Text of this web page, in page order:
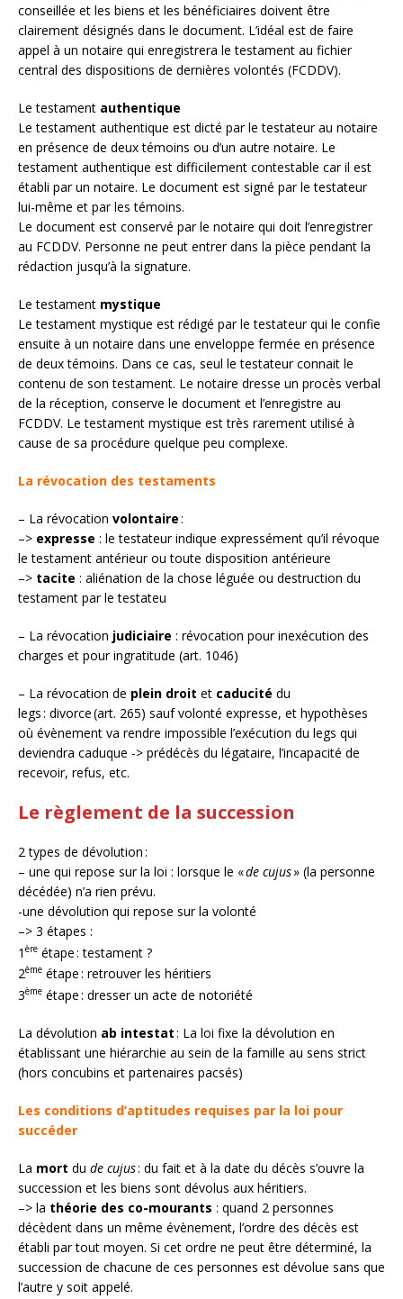
conseillée et les biens et les bénéficiaires doivent être
clairement désignés dans le document. L’idéal est de faire
appel à un notaire qui enregistrera le testament au fichier
central des dispositions de dernières volontés (FCDDV).
Le testament authentique
Le testament authentique est dicté par le testateur au notaire
en présence de deux témoins ou d’un autre notaire. Le
testament authentique est difficilement contestable car il est
établi par un notaire. Le document est signé par le testateur
lui-même et par les témoins.
Le document est conservé par le notaire qui doit l’enregistrer
au FCDDV. Personne ne peut entrer dans la pièce pendant la
rédaction jusqu’à la signature.
Le testament mystique
Le testament mystique est rédigé par le testateur qui le confie
ensuite à un notaire dans une enveloppe fermée en présence
de deux témoins. Dans ce cas, seul le testateur connait le
contenu de son testament. Le notaire dresse un procès verbal
de la réception, conserve le document et l’enregistre au
FCDDV. Le testament mystique est très rarement utilisé à
cause de sa procédure quelque peu complexe.
La révocation des testaments
– La révocation volontaire:
–> expresse : le testateur indique expressément qu’il révoque
le testament antérieur ou toute disposition antérieure
–> tacite : aliénation de la chose léguée ou destruction du
testament par le testateu
– La révocation judiciaire : révocation pour inexécution des
charges et pour ingratitude (art. 1046)
– La révocation de plein droit et caducité du
legs : divorce (art. 265) sauf volonté expresse, et hypothèses
où évènement va rendre impossible l’exécution du legs qui
deviendra caduque -> prédécès du légataire, l’incapacité de
recevoir, refus, etc.
Le règlement de la succession
2 types de dévolution :
– une qui repose sur la loi : lorsque le «de cujus» (la personne
décédée) n’a rien prévu.
-une dévolution qui repose sur la volonté
–> 3 étapes :
1 ère étape : testament ?
2ème étape : retrouver les héritiers
3ème étape : dresser un acte de notoriété
La dévolution ab intestat: La loi fixe la dévolution en
établissant une hiérarchie au sein de la famille au sens strict
(hors concubins et partenaires pacsés)
Les conditions d’aptitudes requises par la loi pour
succéder
La mort du de cujus: du fait et à la date du décès s’ouvre la
succession et les biens sont dévolus aux héritiers.
–> la théorie des co-mourants : quand 2 personnes
décèdent dans un même évènement, l’ordre des décès est
établi par tout moyen. Si cet ordre ne peut être déterminé, la
succession de chacune de ces personnes est dévolue sans que
l’autre y soit appelé.